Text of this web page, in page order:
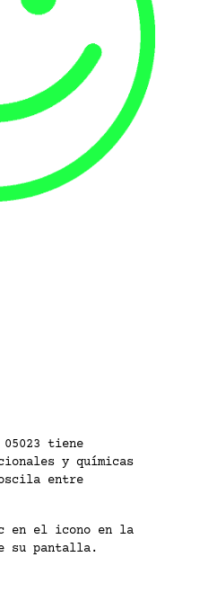
tiene
y químicas
entre
en el icono en la
su pantalla.